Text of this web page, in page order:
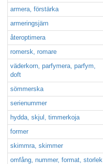
armera, förstärka
armeringsjärn
återoptimera
romersk, romare
väderkorn, parfymera, parfym,
doft
sömmerska
serienummer
hydda, skjul, timmerkoja
former
skimmra, skimmer
omfång, nummer, format, storlek